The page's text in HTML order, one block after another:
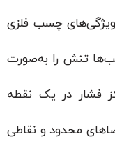
ویژگی‌های چسب فلزی
تنش را به‌صورت
فشار در یک نقطه
محدود و نقاطی